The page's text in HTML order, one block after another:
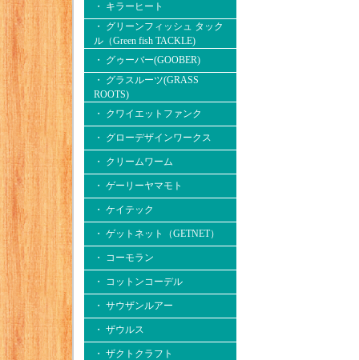
・ キラーヒート
・ グリーンフィッシュ タック
ル（Green fish TACKLE)
・ グゥーバー(GOOBER)
・ グラスルーツ(GRASS
ROOTS)
・ クワイエットファンク
・ グローデザインワークス
・ クリームワーム
・ ゲーリーヤマモト
・ ケイテック
・ ゲットネット（GETNET）
・ コーモラン
・ コットンコーデル
・ サウザンルアー
・ ザウルス
・ ザクトクラフト